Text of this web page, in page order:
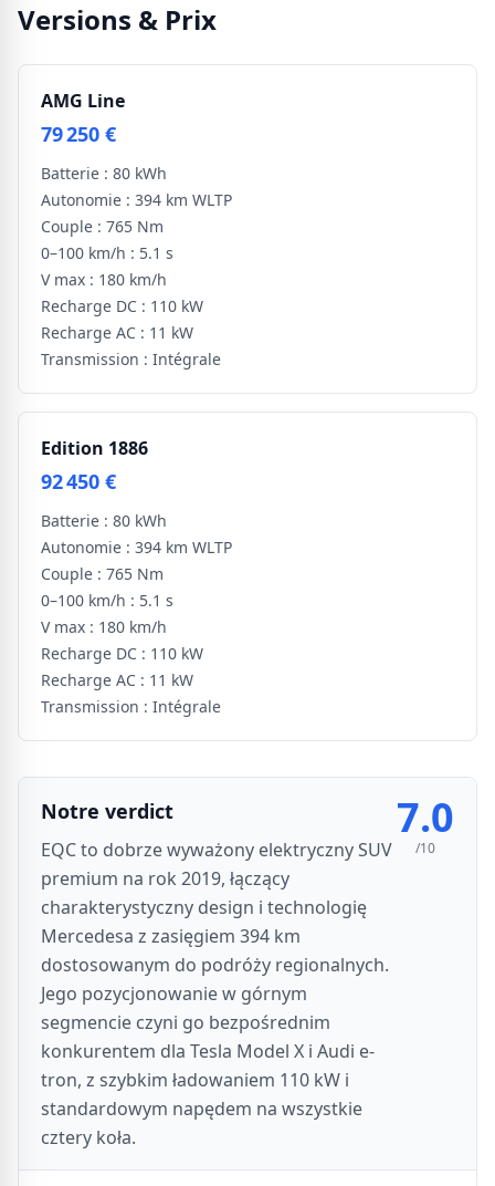
Versions & Prix
AMG Line
79 250 €
Batterie : 80 kWh
Autonomie : 394 km WLTP
Couple : 765 Nm
0–100 km/h : 5.1 s
V max : 180 km/h
Recharge DC : 110 kW
Recharge AC : 11 kW
Transmission : Intégrale
Edition 1886
92 450 €
Batterie : 80 kWh
Autonomie : 394 km WLTP
Couple : 765 Nm
0–100 km/h : 5.1 s
V max : 180 km/h
Recharge DC : 110 kW
Recharge AC : 11 kW
Transmission : Intégrale
Notre verdict
EQC to dobrze wyważony elektryczny SUV
premium na rok 2019, łączący
charakterystyczny design i technologię
Mercedesa z zasięgiem 394 km
dostosowanym do podróży regionalnych.
Jego pozycjonowanie w górnym
segmencie czyni go bezpośrednim
konkurentem dla Tesla Model X i Audi e-
tron, z szybkim ładowaniem 110 kW i
standardowym napędem na wszystkie
cztery koła.
7.0
/10